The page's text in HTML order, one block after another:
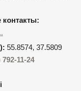
55.8574, 37.5809
792-11-24